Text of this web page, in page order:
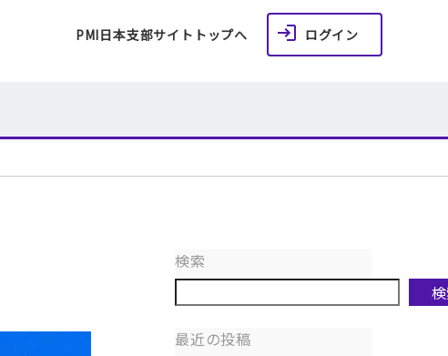
PMI日本支部サイトトップへ ログイン
検索
最近の投稿